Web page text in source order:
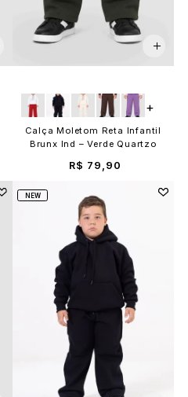
Calça Moletom Reta Infantil
Brunx Ind – Verde Quartzo
R$ 79,90
+
NEW